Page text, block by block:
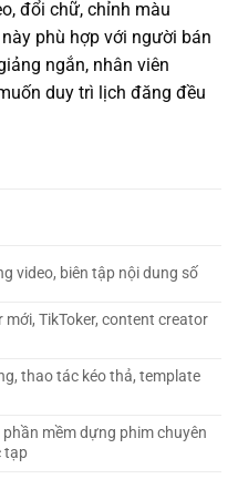
đổi chữ, chỉnh màu
phù hợp với người bán
ngắn, nhân viên
duy trì lịch đăng đều
video, biên tập nội dung số
mới, TikToker, content creator
thao tác kéo thả, template
mềm dựng phim chuyên
tạp